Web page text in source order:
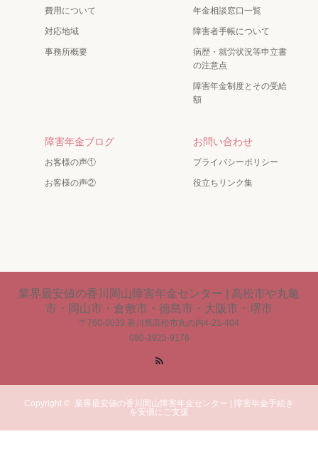
費用について
対応地域
事務所概要
年金相談窓口一覧
障害者手帳について
病歴・就労状況等申立書
の注意点
障害年金制度とその受給
額
障害年金ブログ
お客様の声①
お客様の声②
お問い合わせ
プライバシーポリシー
役立ちリンク集
業界最安値の香川岡山障害年金センター | 高松市や丸亀
市・岡山市・倉敷市・徳島市・大阪市・堺市
〒760-0033 香川県高松市丸の内4-21-404
080-3925-9176
Copyright © 業界最安値の香川岡山障害年金センター | 障害年金手続き
を安価にご支援